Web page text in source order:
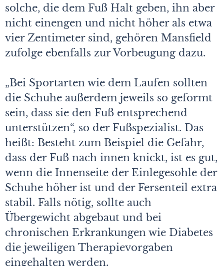
solche, die dem Fuß Halt geben, ihn aber
nicht einengen und nicht höher als etwa
vier Zentimeter sind, gehören Mansfield
zufolge ebenfalls zur Vorbeugung dazu.
„Bei Sportarten wie dem Laufen sollten
die Schuhe außerdem jeweils so geformt
sein, dass sie den Fuß entsprechend
unterstützen“, so der Fußspezialist. Das
heißt: Besteht zum Beispiel die Gefahr,
dass der Fuß nach innen knickt, ist es gut,
wenn die Innenseite der Einlegesohle der
Schuhe höher ist und der Fersenteil extra
stabil. Falls nötig, sollte auch
Übergewicht abgebaut und bei
chronischen Erkrankungen wie Diabetes
die jeweiligen Therapievorgaben
eingehalten werden.